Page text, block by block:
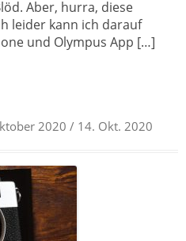
Aber, hurra, diese
leider kann ich darauf
und Olympus App […]
2020 / 14. Okt. 2020